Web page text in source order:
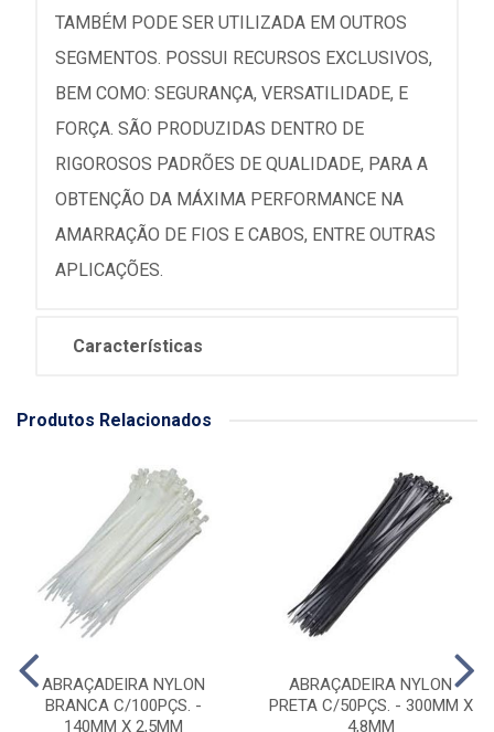
TAMBÉM PODE SER UTILIZADA EM OUTROS
SEGMENTOS. POSSUI RECURSOS EXCLUSIVOS,
BEM COMO: SEGURANÇA, VERSATILIDADE, E
FORÇA. SÃO PRODUZIDAS DENTRO DE
RIGOROSOS PADRÕES DE QUALIDADE, PARA A
OBTENÇÃO DA MÁXIMA PERFORMANCE NA
AMARRAÇÃO DE FIOS E CABOS, ENTRE OUTRAS
APLICAÇÕES.
Características
Produtos Relacionados
ABRAÇADEIRA NYLON
BRANCA C/100PÇS. -
140MM X 2,5MM
ABRAÇADEIRA NYLON
PRETA C/50PÇS. - 300MM X
4,8MM